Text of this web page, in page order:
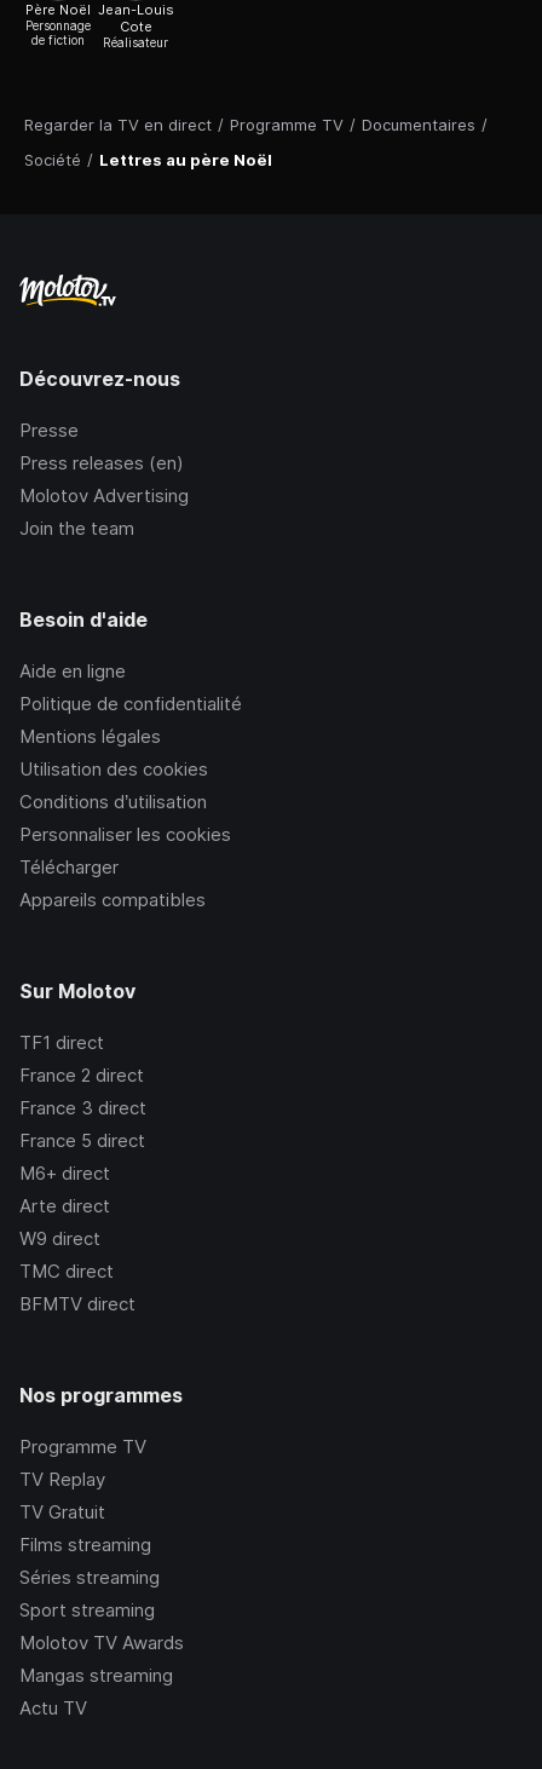
Regarder la TV en direct / Programme TV / Documentaires /
Société / Lettres au père Noël
Père Noël
Personnage
de fiction
Jean-Louis
Cote
Réalisateur
Découvrez-nous
Presse
Press releases (en)
Molotov Advertising
Join the team
Besoin d'aide
Aide en ligne
Politique de confidentialité
Mentions légales
Utilisation des cookies
Conditions d’utilisation
Personnaliser les cookies
Télécharger
Appareils compatibles
Sur Molotov
TF1 direct
France 2 direct
France 3 direct
France 5 direct
M6+ direct
Arte direct
W9 direct
TMC direct
BFMTV direct
Nos programmes
Programme TV
TV Replay
TV Gratuit
Films streaming
Séries streaming
Sport streaming
Molotov TV Awards
Mangas streaming
Actu TV